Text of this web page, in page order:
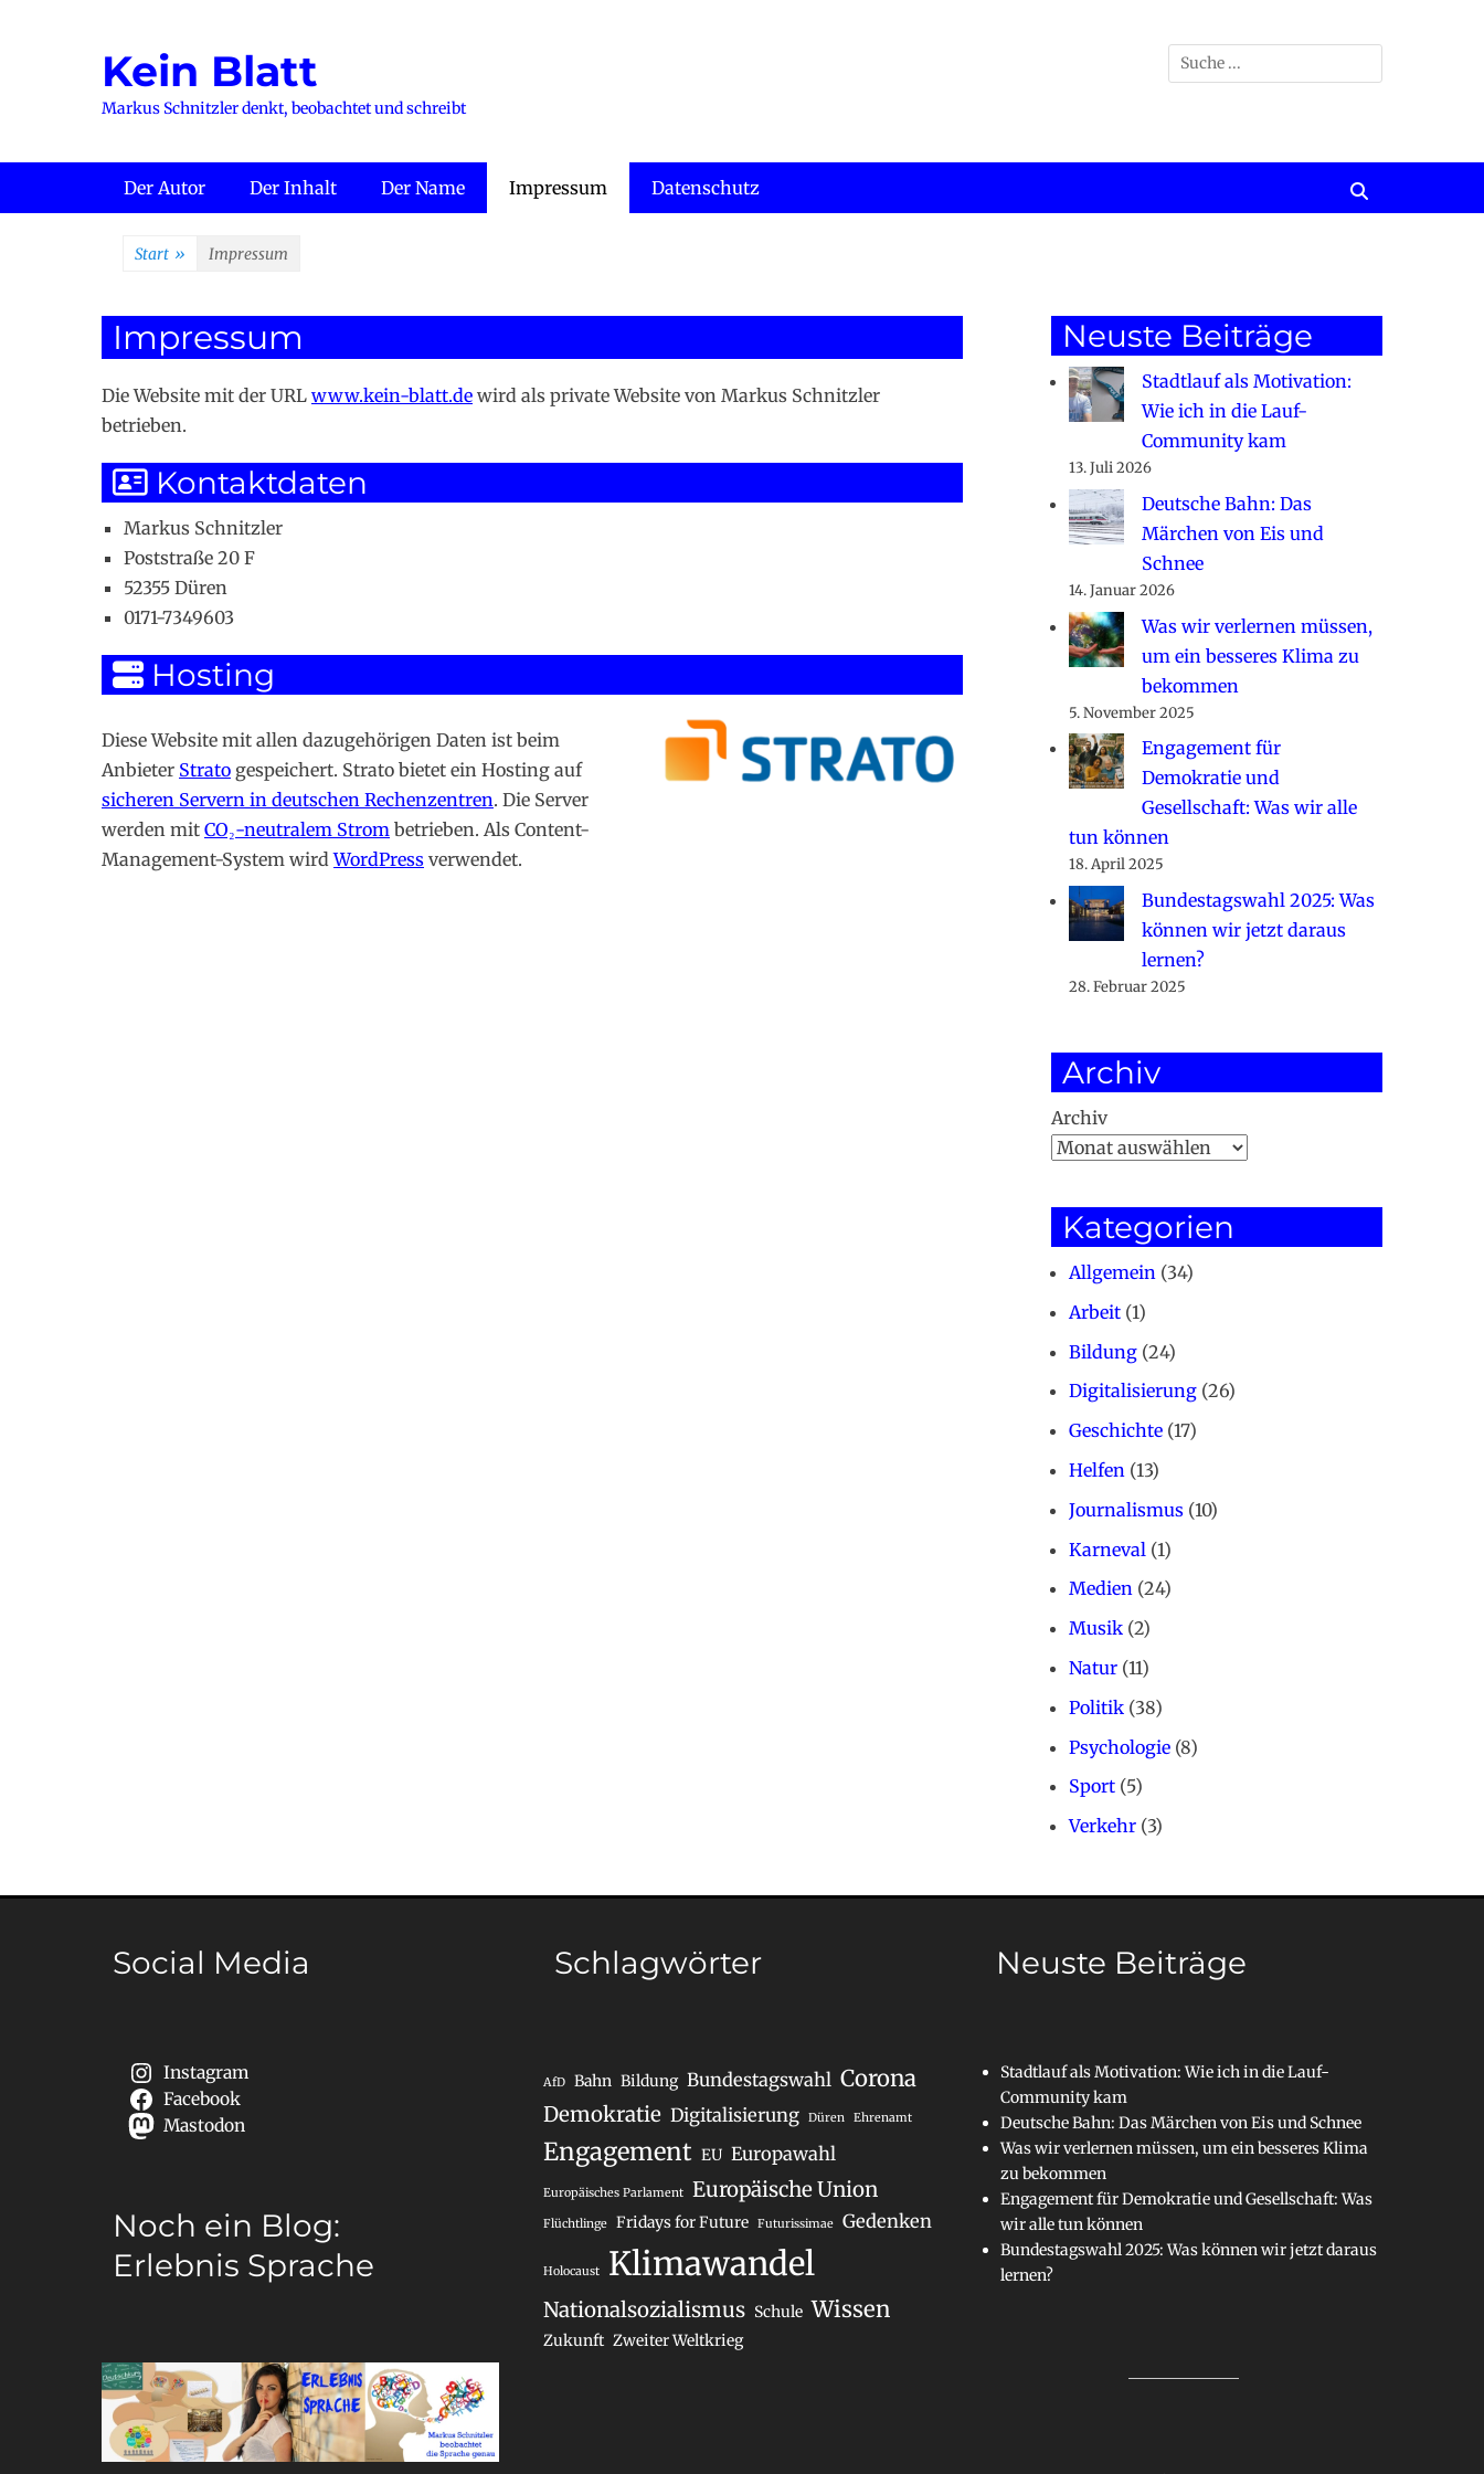
Kein Blatt
Markus Schnitzler denkt, beobachtet und schreibt
Suchen
nach:
Primäres Menü
Der Autor Der Inhalt Der Name Impressum Datenschutz
Start » Impressum
Impressum
Die Website mit der URL www.kein-blatt.de wird als private Website von Markus Schnitzler
betrieben.
Kontaktdaten
Markus Schnitzler
Poststraße 20 F
52355 Düren
0171-7349603
Hosting
Diese Website mit allen dazugehörigen Daten ist beim
Anbieter Strato gespeichert. Strato bietet ein Hosting auf
sicheren Servern in deutschen Rechenzentren. Die Server
werden mit CO₂-neutralem Strom betrieben. Als Content-
Management-System wirdWordPress verwendet.
Neuste Beiträge
Stadtlauf als Motivation:
Wie ich in die Lauf-
Community kam
13. Juli 2026
Deutsche Bahn: Das
Märchen von Eis und
Schnee
14. Januar 2026
Was wir verlernen müssen,
um ein besseres Klima zu
bekommen
5. November 2025
Engagement für
Demokratie und
Gesellschaft: Was wir alle
tun können
18. April 2025
Bundestagswahl 2025: Was
können wir jetzt daraus
lernen?
28. Februar 2025
Archiv
Archiv
Kategorien
Allgemein (34)
Arbeit (1)
Bildung (24)
Digitalisierung (26)
Geschichte (17)
Helfen (13)
Journalismus (10)
Karneval (1)
Medien (24)
Musik (2)
Natur (11)
Politik (38)
Psychologie (8)
Sport (5)
Verkehr (3)
Social Media
Instagram
Facebook
Mastodon
Noch ein Blog:
Erlebnis Sprache
Schlagwörter
AfD Bahn Bildung Bundestagswahl Corona
Demokratie Digitalisierung Düren Ehrenamt
Engagement EU Europawahl
Europäisches Parlament Europäische Union
Flüchtlinge Fridays for Future Futurissimae Gedenken
Holocaust Klimawandel
Nationalsozialismus Schule Wissen
Zukunft Zweiter Weltkrieg
Neuste Beiträge
Stadtlauf als Motivation: Wie ich in die Lauf-
Community kam
Deutsche Bahn: Das Märchen von Eis und Schnee
Was wir verlernen müssen, um ein besseres Klima
zu bekommen
Engagement für Demokratie und Gesellschaft: Was
wir alle tun können
Bundestagswahl 2025: Was können wir jetzt daraus
lernen?